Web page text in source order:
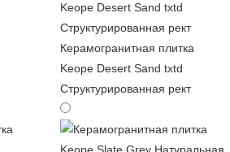
Керамогранитная плитка
Keope Desert Sand txtd
Структурированная рект